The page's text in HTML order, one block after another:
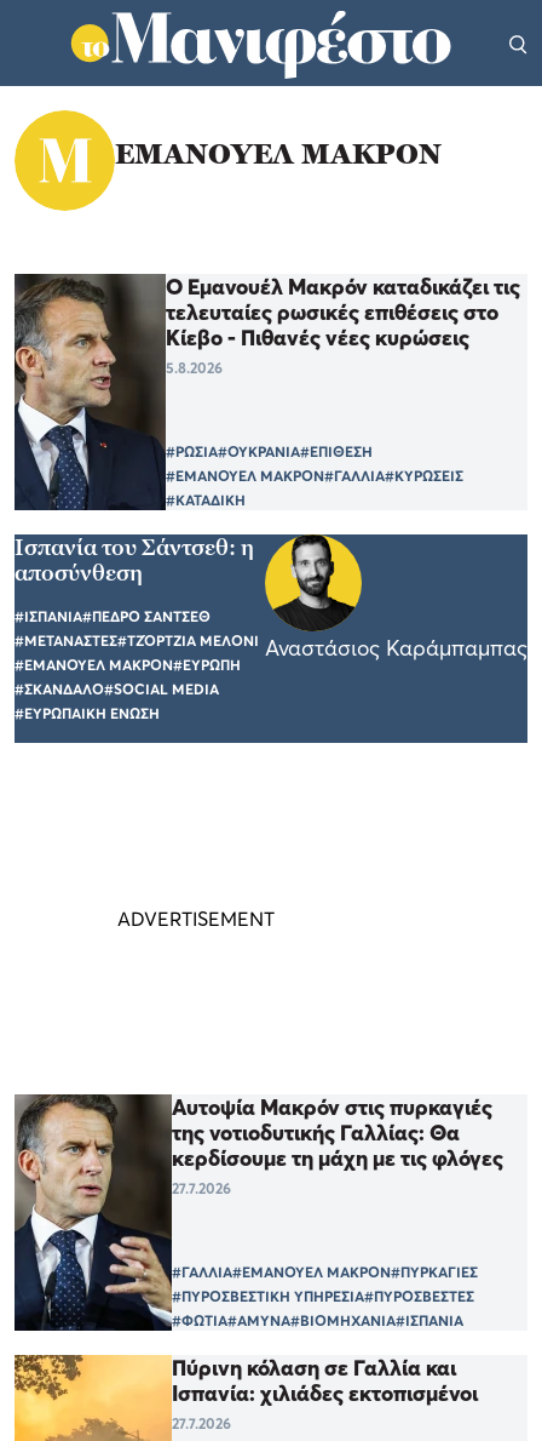
ΕΜΑΝΟΥΕΛ ΜΑΚΡΟΝ
Ο Εμανουέλ Μακρόν καταδικάζει τις
τελευταίες ρωσικές επιθέσεις στο
Κίεβο - Πιθανές νέες κυρώσεις
5.8.2026
#ΡΩΣΙΑ#ΟΥΚΡΑΝΙΑ#ΕΠΙΘΕΣΗ
#ΕΜΑΝΟΥΕΛ ΜΑΚΡΟΝ#ΓΑΛΛΙΑ#ΚΥΡΩΣΕΙΣ
#ΚΑΤΑΔΙΚΗ
Ισπανία του Σάντσεθ: η
αποσύνθεση
#ΙΣΠΑΝΙΑ#ΠΕΔΡΟ ΣΑΝΤΣΕΘ
#ΜΕΤΑΝΑΣΤΕΣ#ΤΖΌΡΤΖΙΑ ΜΕΛΟΝΙ
#ΕΜΑΝΟΥΕΛ ΜΑΚΡΟΝ#ΕΥΡΩΠΗ
#ΣΚΑΝΔΑΛΟ#SOCIAL MEDIA
#ΕΥΡΩΠΑΙΚΗ ΕΝΩΣΗ
Αναστάσιος Καράμπαμπας
Αυτοψία Μακρόν στις πυρκαγιές
της νοτιοδυτικής Γαλλίας: Θα
κερδίσουμε τη μάχη με τις φλόγες
27.7.2026
#ΓΑΛΛΙΑ#ΕΜΑΝΟΥΕΛ ΜΑΚΡΟΝ#ΠΥΡΚΑΓΙΕΣ
#ΠΥΡΟΣΒΕΣΤΙΚΗ ΥΠΗΡΕΣΙΑ#ΠΥΡΟΣΒΕΣΤΕΣ
#ΦΩΤΙΑ#ΑΜΥΝΑ#ΒΙΟΜΗΧΑΝΙΑ#ΙΣΠΑΝΙΑ
Πύρινη κόλαση σε Γαλλία και
Ισπανία: χιλιάδες εκτοπισμένοι
27.7.2026